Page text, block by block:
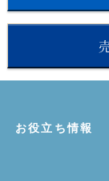
お役立ち情報